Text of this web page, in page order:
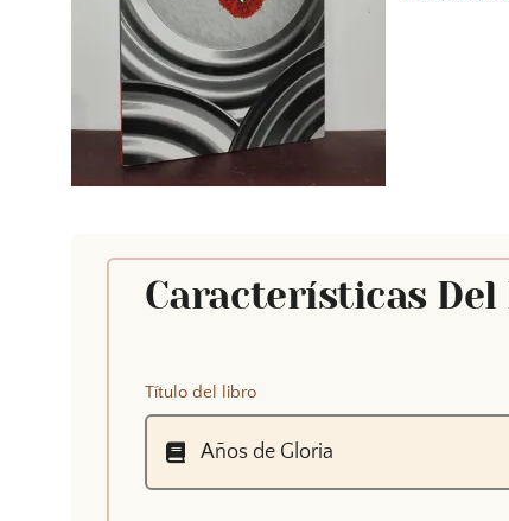
Características
Título del libro